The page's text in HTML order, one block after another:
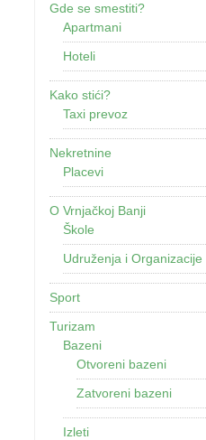
Gde se smestiti?
Apartmani
Hoteli
Kako stići?
Taxi prevoz
Nekretnine
Placevi
O Vrnjačkoj Banji
Škole
Udruženja i Organizacije
Sport
Turizam
Bazeni
Otvoreni bazeni
Zatvoreni bazeni
Izleti